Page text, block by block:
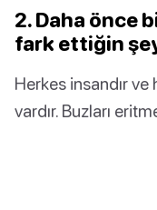
2. Daha önce
fark ettiğin
Herkes insandır
vardır. Buzları